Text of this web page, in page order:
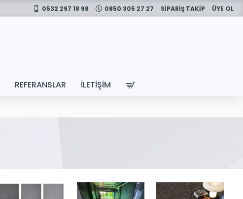
0532 297 18 98 0850 305 27 27 SİPARİŞ TAKİP ÜYE OL
REFERANSLAR İLETIŞIM